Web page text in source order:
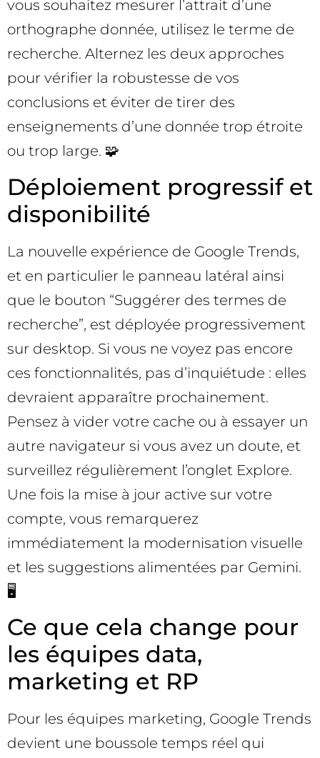
vous souhaitez mesurer l’attrait d’une
orthographe donnée, utilisez le terme de
recherche. Alternez les deux approches
pour vérifier la robustesse de vos
conclusions et éviter de tirer des
enseignements d’une donnée trop étroite
ou trop large. 🧩
Déploiement progressif et
disponibilité
La nouvelle expérience de Google Trends,
et en particulier le panneau latéral ainsi
que le bouton “Suggérer des termes de
recherche”, est déployée progressivement
sur desktop. Si vous ne voyez pas encore
ces fonctionnalités, pas d’inquiétude : elles
devraient apparaître prochainement.
Pensez à vider votre cache ou à essayer un
autre navigateur si vous avez un doute, et
surveillez régulièrement l’onglet Explore.
Une fois la mise à jour active sur votre
compte, vous remarquerez
immédiatement la modernisation visuelle
et les suggestions alimentées par Gemini.
🖥️
Ce que cela change pour
les équipes data,
marketing et RP
Pour les équipes marketing, Google Trends
devient une boussole temps réel qui